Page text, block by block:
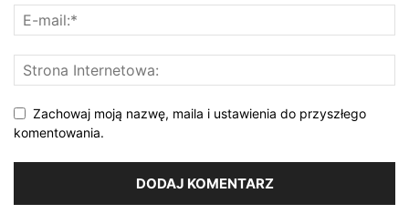
Zachowaj moją nazwę, maila i ustawienia do przyszłego
komentowania.